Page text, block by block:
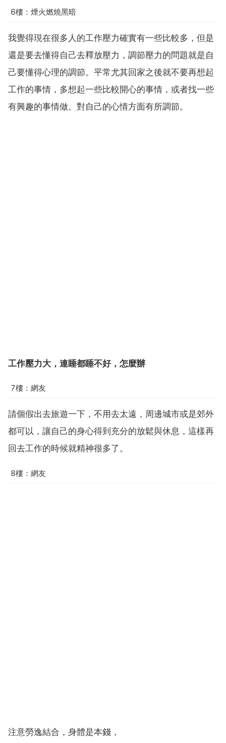
6樓：煙火燃燒黑暗
我覺得現在很多人的工作壓力確實有一些比較多，但是
還是要去懂得自己去釋放壓力，調節壓力的問題就是自
己要懂得心理的調節。平常尤其回家之後就不要再想起
工作的事情，多想起一些比較開心的事情，或者找一些
有興趣的事情做。對自己的心情方面有所調節。
工作壓力大，連睡都睡不好，怎麼辦
7樓：網友
請個假出去旅遊一下，不用去太遠，周邊城市或是郊外
都可以，讓自己的身心得到充分的放鬆與休息，這樣再
回去工作的時候就精神很多了。
8樓：網友
注意勞逸結合，身體是本錢，